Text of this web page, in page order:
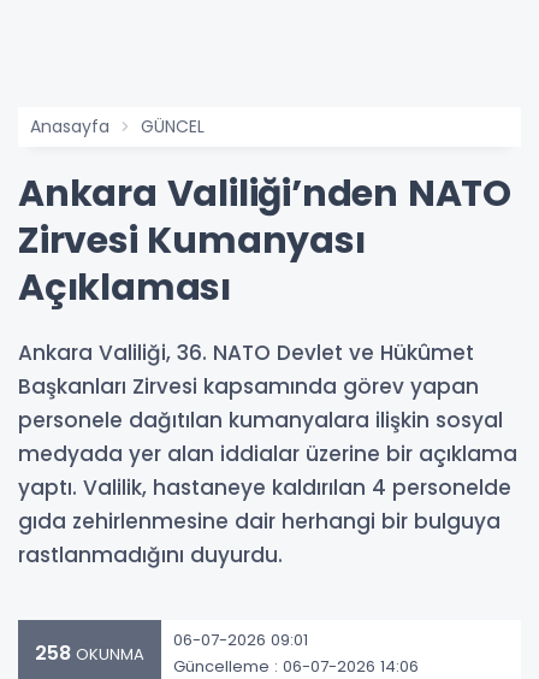
Anasayfa GÜNCEL
Ankara Valiliği’nden NATO
Zirvesi Kumanyası
Açıklaması
Ankara Valiliği, 36. NATO Devlet ve Hükûmet
Başkanları Zirvesi kapsamında görev yapan
personele dağıtılan kumanyalara ilişkin sosyal
medyada yer alan iddialar üzerine bir açıklama
yaptı. Valilik, hastaneye kaldırılan 4 personelde
gıda zehirlenmesine dair herhangi bir bulguya
rastlanmadığını duyurdu.
258 OKUNMA
06-07-2026 09:01
Güncelleme : 06-07-2026 14:06